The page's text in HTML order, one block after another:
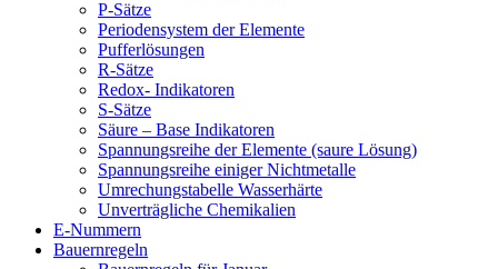
P-Sätze
Periodensystem der Elemente
Pufferlösungen
R-Sätze
Redox- Indikatoren
S-Sätze
Säure – Base Indikatoren
Spannungsreihe der Elemente (saure Lösung)
Spannungsreihe einiger Nichtmetalle
Umrechungstabelle Wasserhärte
Unverträgliche Chemikalien
E-Nummern
Bauernregeln